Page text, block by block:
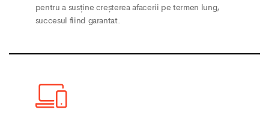
pentru a susține creșterea afacerii pe termen lung,
succesul fiind garantat.